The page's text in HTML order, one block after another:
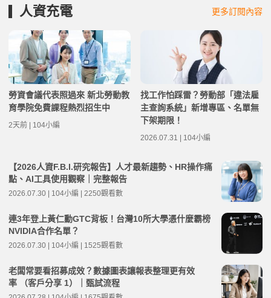
人資充電 更多訂閱內容
勞資會議代表照過來 新北勞動教
育學院免費課程熱烈招生中
2天前 | 104小編
找工作怕踩雷？勞動部「違法雇
主查詢系統」新增專區、名單無
下架期限！
2026.07.31 | 104小編
【2026人資F.B.I.研究報告】人才最新趨勢、HR操作痛
點、AI工具使用觀察｜完整報告
2026.07.30 | 104小編 | 2250觀看數
連3年登上黃仁勳GTC背板！台灣10所大學憑什麼霸榜
NVIDIA合作名單？
2026.07.30 | 104小編 | 1525觀看數
老闆常要看招募成效？數據圖表讓報表整理更有效
率 （客戶分享 1）｜甄試流程